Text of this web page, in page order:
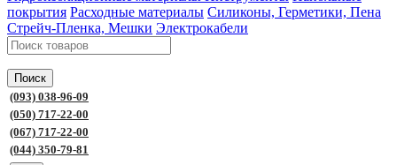
покрытия Расходные материалы Силиконы, Герметики, Пена
Стрейч-Пленка, Мешки Электрокабели
Поиск
(093) 038-96-09
(050) 717-22-00
(067) 717-22-00
(044) 350-79-81